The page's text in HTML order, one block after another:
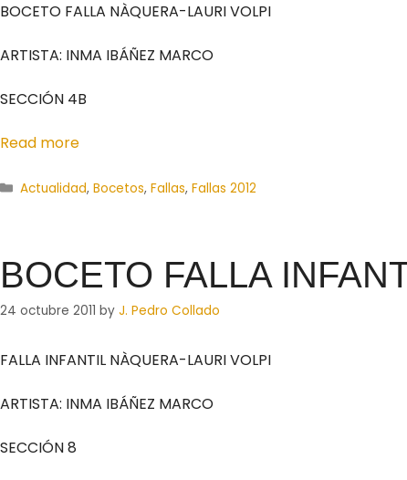
BOCETO FALLA NÀQUERA-LAURI VOLPI
ARTISTA: INMA IBÁÑEZ MARCO
SECCIÓN 4B
Read more
Actualidad, Bocetos, Fallas, Fallas 2012
BOCETO FALLA
24 octubre 2011 by J. Pedro Collado
FALLA INFANTIL NÀQUERA-LAURI VOLPI
ARTISTA: INMA IBÁÑEZ MARCO
SECCIÓN 8